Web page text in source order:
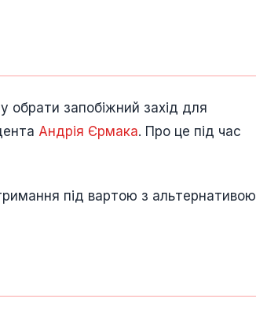
обрати запобіжний захід для
Андрія Єрмака. Про це під час
під вартою з альтернативою